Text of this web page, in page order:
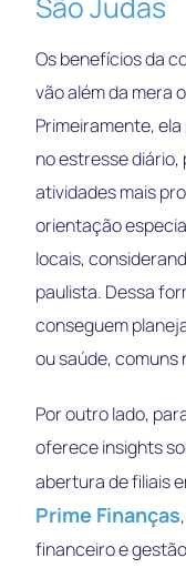
Os benefícios da
vão além da mera
Primeiramente,
no estresse
atividades mais
orientação
locais,
paulista. Dessa
conseguem
ou saúde, comuns
Por outro lado,
oferece insights
abertura de filiais
Prime Finanças
financeiro e